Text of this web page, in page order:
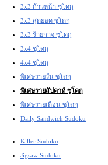
3x3 ก้าวหน้า ซูโดกุ
3x3 สุดยอด ซูโดกุ
3x3 ร้ายกาจ ซูโดกุ
3x4 ซูโดกุ
4x4 ซูโดกุ
พิเศษรายวัน ซูโดกุ
พิเศษรายสัปดาห์ ซูโดกุ
พิเศษรายเดือน ซูโดกุ
Daily Sandwich Sudoku
Killer Sudoku
Jigsaw Sudoku